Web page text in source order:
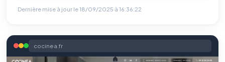
Dernière mise à jour le18/09/2025 à 16:36:22
cocinea.fr